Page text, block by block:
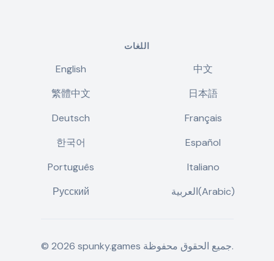
اللغات
English
中文
繁體中文
日本語
Deutsch
Français
한국어
Español
Português
Italiano
Русский
العربية(Arabic)
© 2026 spunky.games جميع الحقوق محفوظة.